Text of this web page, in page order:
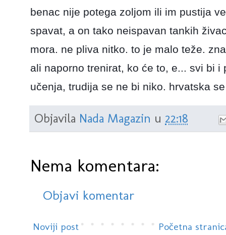
benac nije potega zoljom ili im pustija
spavat, a on tako neispavan tankih
mora. ne pliva nitko. to je malo teže.
ali naporno trenirat, ko će to, e... svi bi i
učenja, trudija se ne bi niko. hrvatska
Objavila Nada Magazin u 22:18
Nema komentara:
Objavi komentar
Noviji post Početna